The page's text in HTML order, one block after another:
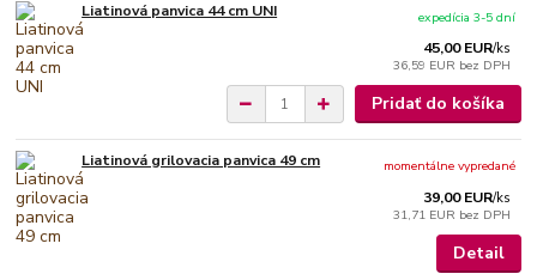
Liatinová panvica 44 cm UNI
45,00 EUR/ks
36,59 EUR bez DPH
expedícia 3-5 dní
Pridať do košíka
Liatinová grilovacia panvica 49 cm
39,00 EUR/ks
31,71 EUR bez DPH
momentálne vypredané
Detail